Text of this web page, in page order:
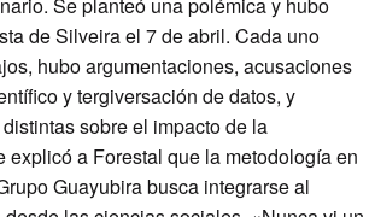
Se planteó una polémica y hubo
de Silveira el 7 de abril. Cada uno
hubo argumentaciones, acusaciones
y tergiversación de datos, y
sobre el impacto de la
explicó a Forestal que la metodología en
Guayubira busca integrarse al